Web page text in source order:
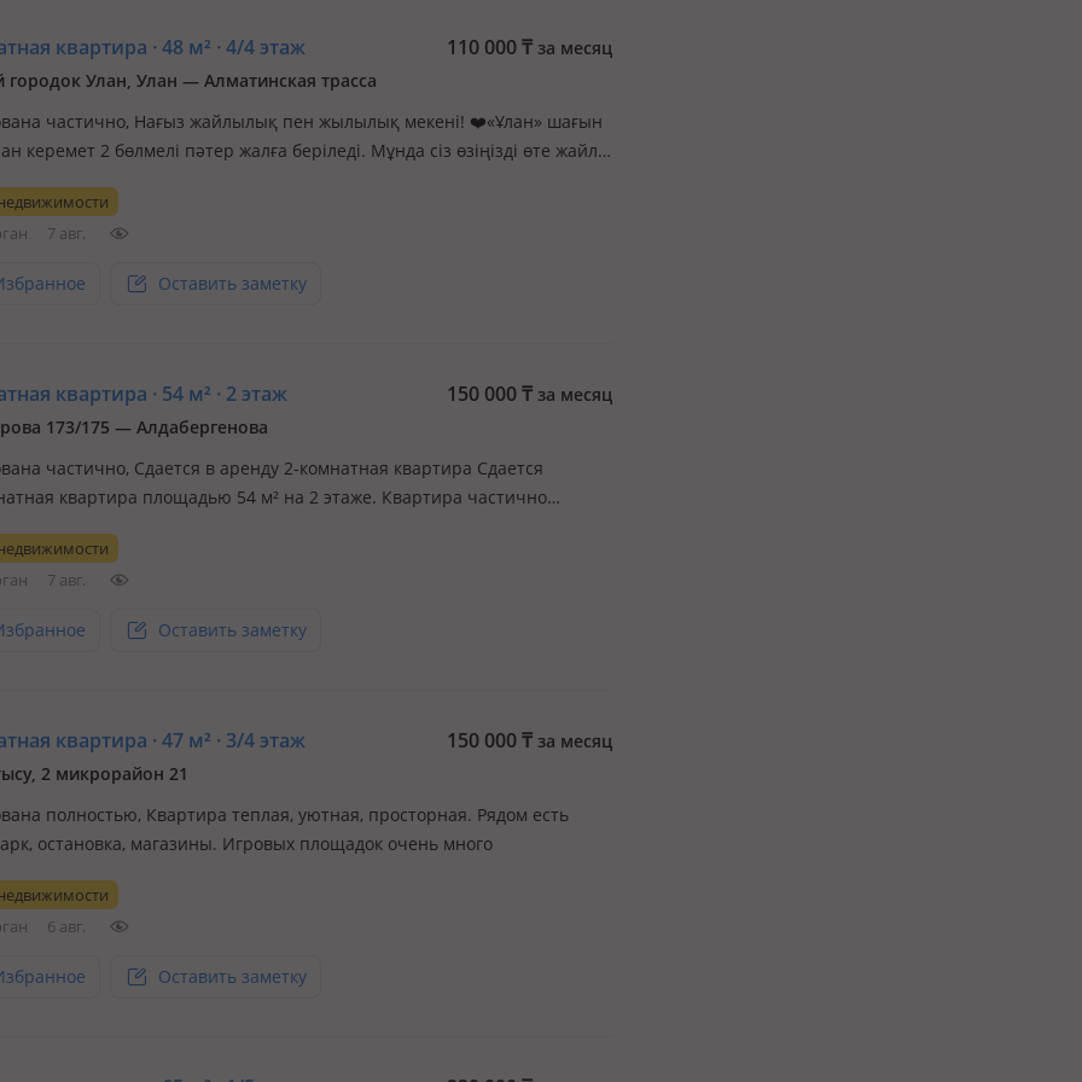
квартира · 48 м² · 4/4 этаж 110 000₸ за месяц
городок Улан, Улан — Алматинская трасса
частично, Нағыз жайлылық пен жылылық мекені! ❤️«Ұлан» шағын
керемет 2 бөлмелі пәтер жалға беріледі. Мұнда сіз өзіңізді өте жайлы
қашықтықта: супермаркеттер, дәріханалар, кафелер м…
7 авг.
Оставить заметку
квартира · 54 м² · 2 этаж 150 000₸ за месяц
173/175 — Алдабергенова
частично, Сдается в аренду 2-комнатная квартира Сдается
квартира площадью 54 м² на 2 этаже. Квартира частично
для комфортного проживания. Кровать отсутствует. Стоимость
150 000…
7 авг.
Оставить заметку
квартира · 47 м² · 3/4 этаж 150 000₸ за месяц
2 микрорайон 21
полностью, Квартира теплая, уютная, просторная. Рядом есть
остановка, магазины. Игровых площадок очень много
6 авг.
Оставить заметку